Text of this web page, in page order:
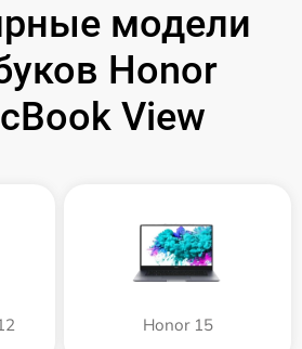
модели
Honor
View
Honor 15